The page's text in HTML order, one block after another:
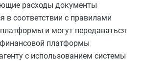
расходы документы
в соответствии с правилами
и могут передаваться
платформы
с использованием системы